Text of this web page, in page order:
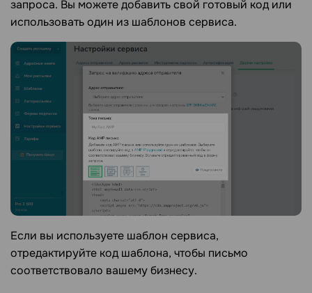
запроса. Вы можете добавить свой готовый код или
использовать один из шаблонов сервиса.
Если вы используете шаблон сервиса,
отредактируйте код шаблона, чтобы письмо
соответствовало вашему бизнесу.